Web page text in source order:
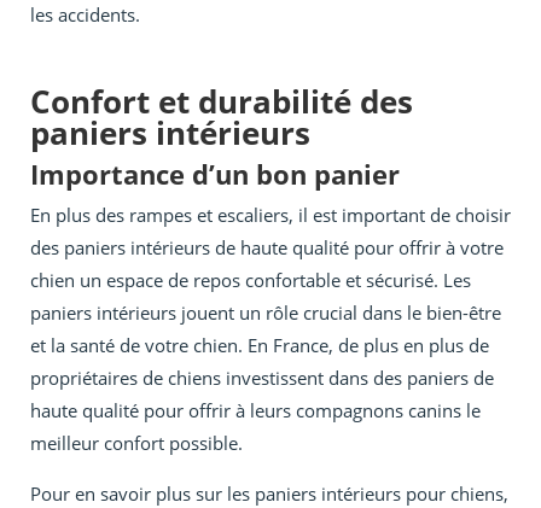
les accidents.
Confort et durabilité des
paniers intérieurs
Importance d’un bon panier
En plus des rampes et escaliers, il est important de choisir
des paniers intérieurs de haute qualité pour offrir à votre
chien un espace de repos confortable et sécurisé. Les
paniers intérieurs jouent un rôle crucial dans le bien-être
et la santé de votre chien. En France, de plus en plus de
propriétaires de chiens investissent dans des paniers de
haute qualité pour offrir à leurs compagnons canins le
meilleur confort possible.
Pour en savoir plus sur les paniers intérieurs pour chiens,